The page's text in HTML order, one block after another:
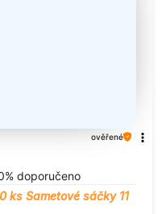
ověřené
doporučeno
ks Sametové sáčky 11